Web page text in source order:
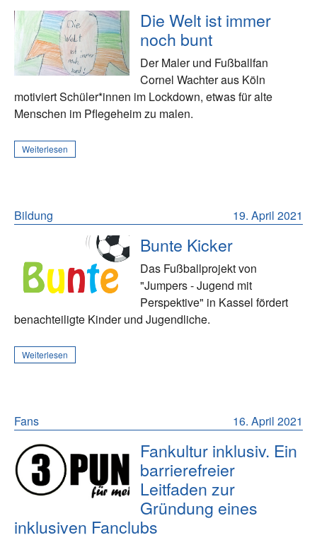
Die Welt ist immer
noch bunt
Der Maler und Fußballfan
Cornel Wachter aus Köln
motiviert Schüler*innen im Lockdown, etwas für alte
Menschen im Pflegeheim zu malen.
Weiterlesen
19. April 2021
Bildung
Bunte Kicker
Das Fußballprojekt von
"Jumpers - Jugend mit
Perspektive" in Kassel fördert
benachteiligte Kinder und Jugendliche.
Weiterlesen
16. April 2021
Fans
Fankultur inklusiv. Ein
barrierefreier
Leitfaden zur
Gründung eines
inklusiven Fanclubs